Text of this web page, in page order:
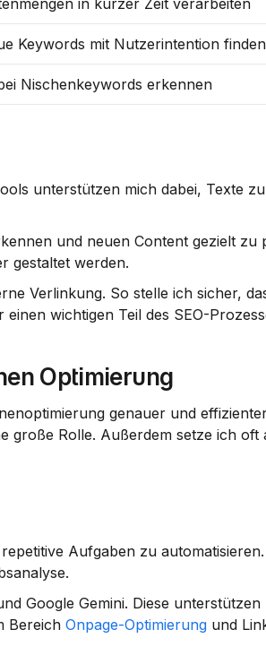
in kurzer Zeit verarbeiten
Keywords mit Nutzerintention finden
Nischenkeywords erkennen
unterstützen mich dabei, Texte
und neuen Content gezielt zu
gestaltet werden.
Verlinkung. So stelle ich sicher,
wichtigen Teil des SEO-
Optimierung
genauer und
große Rolle. Außerdem setze ich oft
Aufgaben zu
Google Gemini. Diese unterstützen
Bereich Onpage-Optimierung und